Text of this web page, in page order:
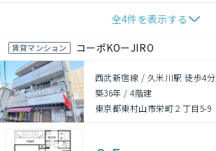
全4件を表示する
賃貸マンション コーポKOーJIRO
西武新宿線 / 久米川駅 徒歩4分
築36年 /4階建
東京都東村山市栄町２丁目5-9